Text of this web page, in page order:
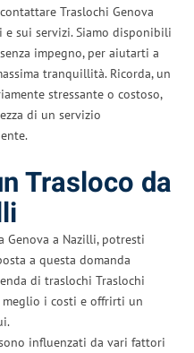
Traslochi Genova
sui servizi. Siamo disponibili
impegno, per aiutarti a
tranquillità. Ricorda, un
stressante o costoso,
di un servizio
Trasloco da
Genova a Nazilli, potresti
a questa domanda
di traslochi Traslochi
i costi e offrirti un
influenzati da vari fattori